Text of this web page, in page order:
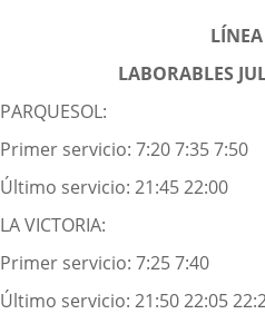
LABORABLES
PARQUESOL:
Primer servicio: 7:20 7:35 7:50
Último servicio: 21:45 22:00
LA VICTORIA:
Primer servicio: 7:25 7:40
Último servicio: 21:50 22:05